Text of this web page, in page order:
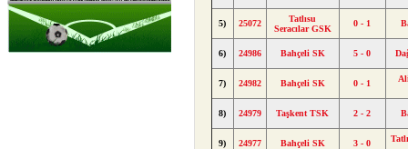
5) 25072
Tatlısu
Seracılar GSK
0 - 1
6) 24986 Bahçeli SK 5 - 0
7) 24982 Bahçeli SK 0 - 1
8) 24979 Taşkent TSK 2 - 2
9) 24977 Bahçeli SK 3 - 0